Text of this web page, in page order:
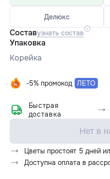
Делюкс
Составузнать состав
Упаковка
Корейка
-5% промокод ЛЕТО
Быстрая
доставка
Нет в
Цветы простоят 5 дней
Доступна оплата в